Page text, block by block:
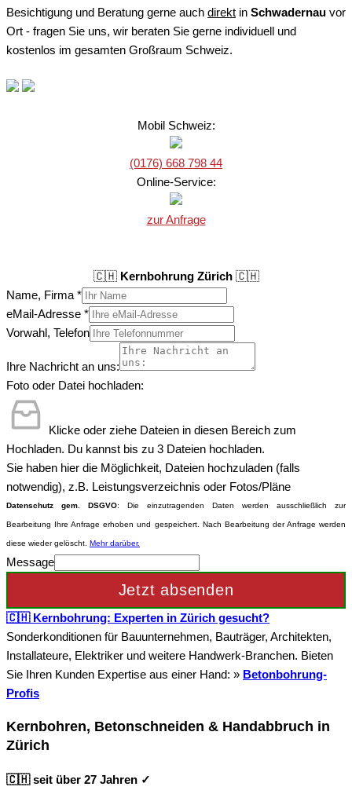
Besichtigung und Beratung gerne auch direkt in Schwadernau vor
Ort - fragen Sie uns, wir beraten Sie gerne individuell und
kostenlos im gesamten Großraum Schweiz.
Mobil Schweiz:
(0176) 668 798 44
Online-Service:
zur Anfrage
🇨🇭 Kernbohrung Zürich🇨🇭
Name, Firma*
eMail-Adresse *
Vorwahl, Telefon
Ihre Nachricht an uns:
Foto oder Datei hochladen:
Klicke oder ziehe Dateien in diesen Bereich zum
Hochladen. Du kannst bis zu 3 Dateien hochladen.
Sie haben hier die Möglichkeit, Dateien hochzuladen (falls
notwendig), z.B. Leistungsverzeichnis oder Fotos/Pläne
Datenschutz gem. DSGVO: Die einzutragenden Daten werden ausschließlich zur
Bearbeitung Ihre Anfrage erhoben und gespeichert. Nach Bearbeitung der Anfrage werden
diese wieder gelöscht. Mehr darüber.
Message
Jetzt absenden
🇨🇭 Kernbohrung: Experten in Zürich gesucht?
Sonderkonditionen für Bauunternehmen, Bauträger, Architekten,
Installateure, Elektriker und weitere Handwerk-Branchen. Bieten
Sie Ihren Kunden Expertise aus einer Hand: » Betonbohrung-
Profis
Kernbohren, Betonschneiden & Handabbruch in
Zürich
🇨🇭 seit über 27 Jahren ✓